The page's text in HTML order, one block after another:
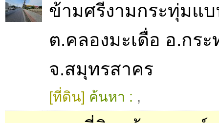
ข้ามศรีงามกระทุ่มแ
ต.คลองมะเดื่อ อ.กร
จ.สมุทรสาคร
[ที่ดิน] ค้นหา : ,